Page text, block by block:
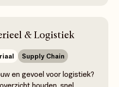
& Logistiek
Supply Chain
en gevoel voor logistiek?